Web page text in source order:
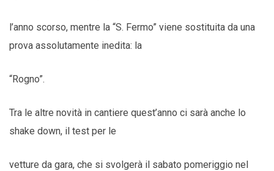
l’anno scorso, mentre la “S. Fermo” viene sostituita da una
prova assolutamente inedita: la
“Rogno”.
Tra le altre novità in cantiere quest’anno ci sarà anche lo
shake down, il test per le
vetture da gara, che si svolgerà il sabato pomeriggio nel